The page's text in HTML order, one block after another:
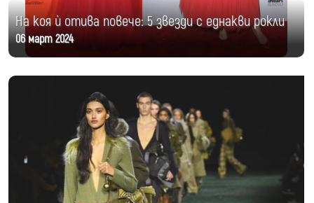
На коя ѝ отива повече: 5 звезди с еднакви рокли
06 март 2024